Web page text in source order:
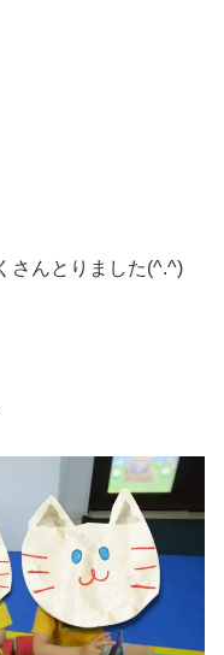
さんとりました(^.^)